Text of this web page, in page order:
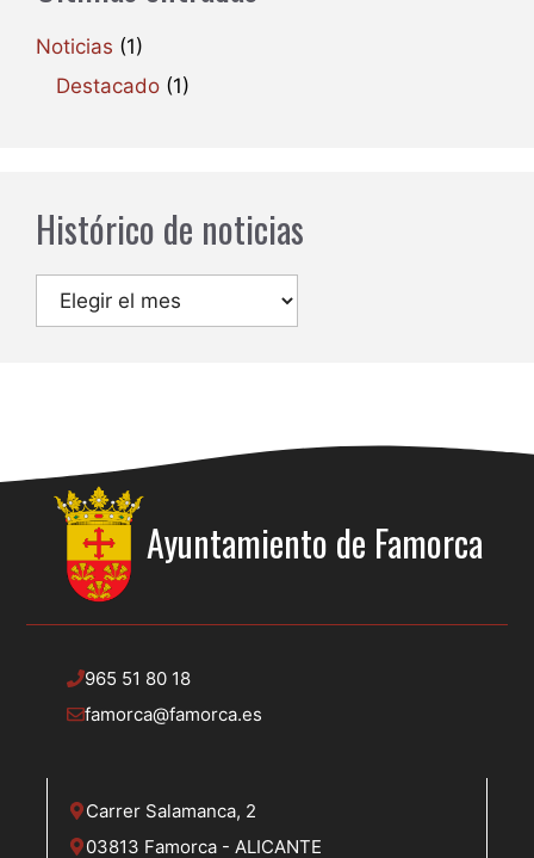
Noticias (1)
Destacado (1)
Histórico de noticias
Archivos
Ayuntamiento de Famorca
965 51 80 18
famorca@famorca.es
Carrer Salamanca, 2
03813 Famorca - ALICANTE